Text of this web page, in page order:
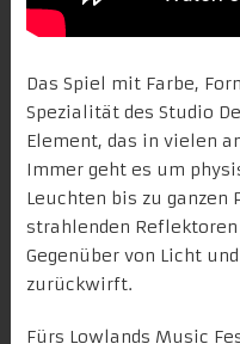
Das Spiel mit Farbe,
Spezialität des Studio
Element, das in vielen
Immer geht es um
Leuchten bis zu ganzen
strahlenden
Gegenüber von Licht
zurückwirft.
Fürs Lowlands Music